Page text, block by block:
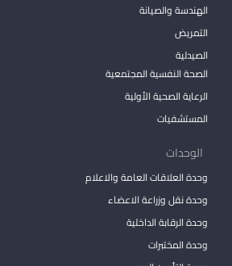
الهندسة والصيانة
التمريض
الصيدلية
الصحة النفسية المجتمعية
الرعاية الصحية الأولية
المستشفيات
الوحدات
وحدة العلاقات العامة والاعلام
وحدة نقل وزراعة الاعضاء
وحدة الرقابة الداخلية
وحدة المختبرات